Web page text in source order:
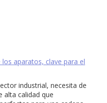
aparatos, clave para el
industrial, necesita de
alta calidad que